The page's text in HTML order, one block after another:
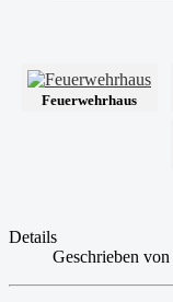
Feuerwehrhaus
Details
Geschrieben von